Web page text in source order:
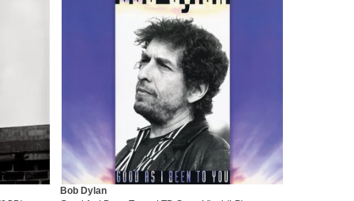
Bob Dylan